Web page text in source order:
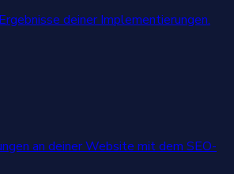
deiner Implementierungen.
an deiner Website mit dem SEO-